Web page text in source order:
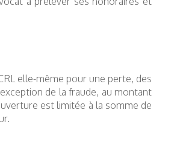
elle-même pour une perte, des
de la fraude, au montant
est limitée à la somme de